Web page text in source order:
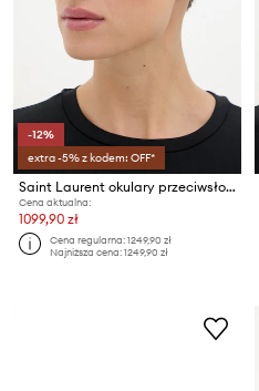
-12%
extra -5% z kodem: OFF*
Saint Laurent okulary przeciwsłoneczne damskie
Cena aktualna:
1099,90 zł
Cena regularna:1249,90 zł
Najniższa cena:1249,90 zł